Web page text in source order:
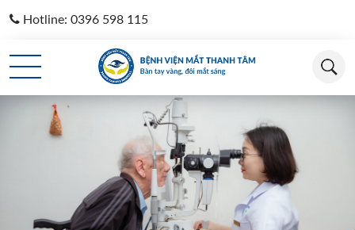
Hotline: 0396 598 115
Loading...